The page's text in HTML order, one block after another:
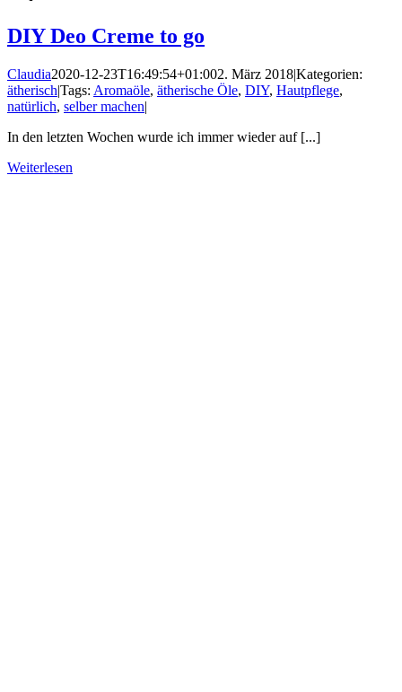
DIY Deo Creme to go
Claudia2020-12-23T16:49:54+01:002. März 2018|Kategorien:
ätherisch|Tags: Aromaöle, ätherische Öle, DIY, Hautpflege,
natürlich, selber machen|
In den letzten Wochen wurde ich immer wieder auf [...]
Weiterlesen